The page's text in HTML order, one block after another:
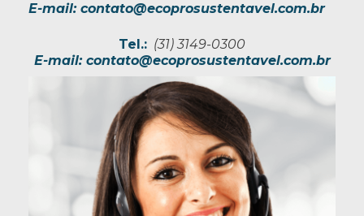
E-mail: contato@ecoprosustentavel.com.br
Tel.: (31) 3149-0300
E-mail: contato@ecoprosustentavel.com.br